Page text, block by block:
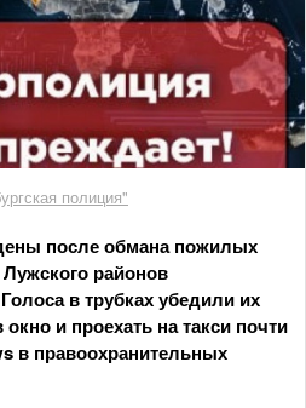
полиция"
после обмана пожилых
районов
в трубках убедили их
и проехать на такси почти
в правоохранительных